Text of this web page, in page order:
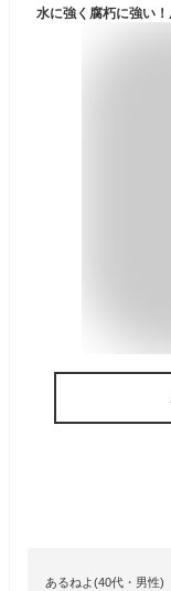
あるねよ(40代・男性)